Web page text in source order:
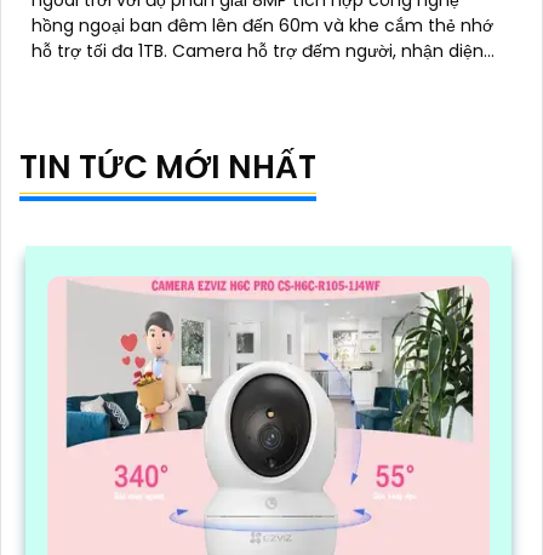
hồng ngoại ban đêm lên đến 60m và khe cắm thẻ nhớ
hỗ trợ tối đa 1TB. Camera hỗ trợ đếm người, nhận diện
cho các bãi giữ xe
TIN TỨC MỚI NHẤT